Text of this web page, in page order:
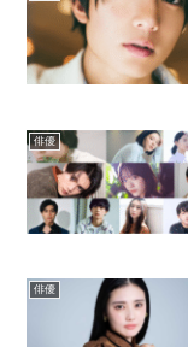
俳優
俳優